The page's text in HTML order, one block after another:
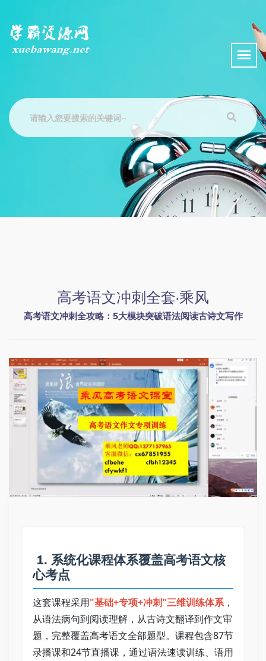
高考语文冲刺全套·乘风
高考语文冲刺全攻略：5大模块突破语法阅读古诗文写作
心考点
这套课程采用"基础+专项+冲刺"三维训练体系，
从语法病句到阅读理解，从古诗文翻译到作文审
题，完整覆盖高考语文全部题型。课程包含87节
录播课和24节直播课，通过语法速读训练、语用